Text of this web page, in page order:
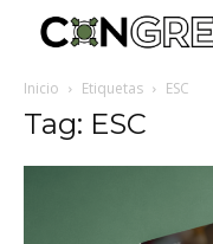
Inicio Etiquetas ESC
Tag: ESC